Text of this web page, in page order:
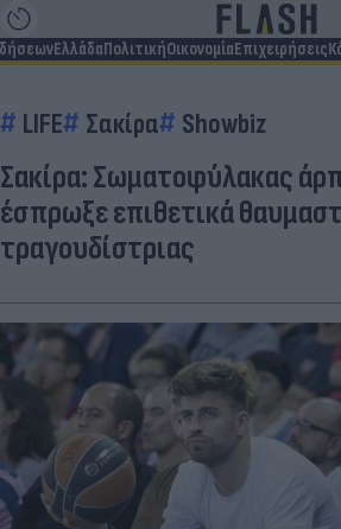
ΕλλάδαΠολιτικήΟικονομίαΕπιχειρήσεις
LIFE Σακίρα Showbiz
Σακίρα: Σωματοφύλακας
έσπρωξε επιθετικά
τραγουδίστριας